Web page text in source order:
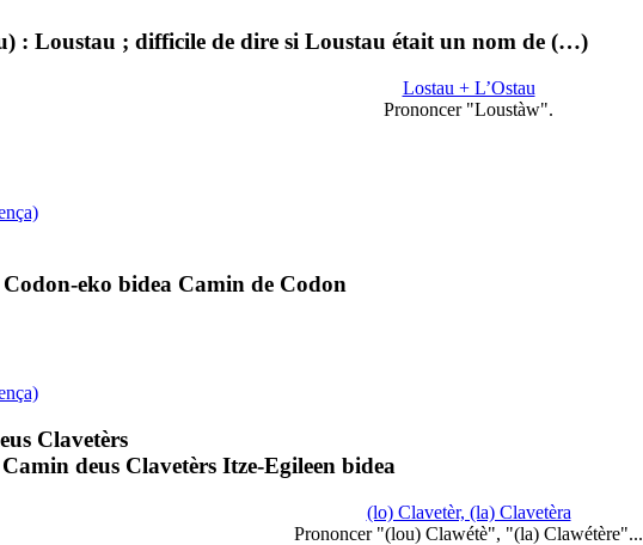
: Loustau ; difficile de dire si Loustau était un nom de (…)
Lostau + L’Ostau
Prononcer "Loustàw".
eko bidea Camin de Codon
Clavetèrs
deus Clavetèrs Itze-Egileen bidea
(lo) Clavetèr, (la) Clavetèra
Prononcer "(lou) Clawétè", "(la) Clawétère"...